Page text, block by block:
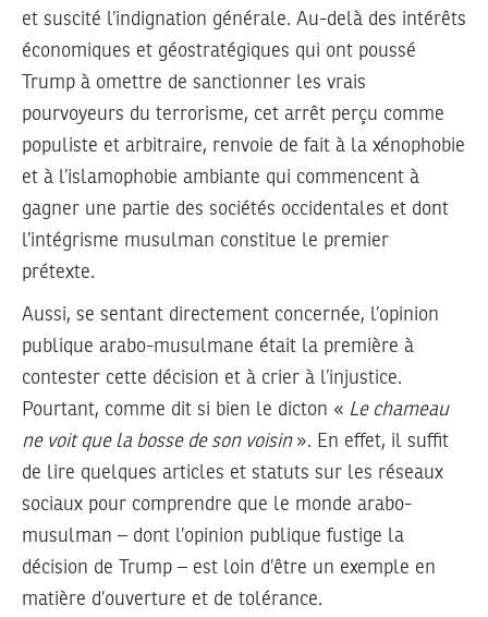
et suscité l’indignation générale. Au-delà des intérêts
économiques et géostratégiques qui ont poussé
Trump à omettre de sanctionner les vrais
pourvoyeurs du terrorisme, cet arrêt perçu comme
populiste et arbitraire, renvoie de fait à la xénophobie
et à l’islamophobie ambiante qui commencent à
gagner une partie des sociétés occidentales et dont
l’intégrisme musulman constitue le premier
prétexte.
Aussi, se sentant directement concernée, l’opinion
publique arabo-musulmane était la première à
contester cette décision et à crier à l’injustice.
Pourtant, comme dit si bien le dicton « Le chameau
ne voit que la bosse de son voisin». En effet, il suffit
de lire quelques articles et statuts sur les réseaux
sociaux pour comprendre que le monde arabo-
musulman – dont l’opinion publique fustige la
décision de Trump – est loin d’être un exemple en
matière d’ouverture et de tolérance.